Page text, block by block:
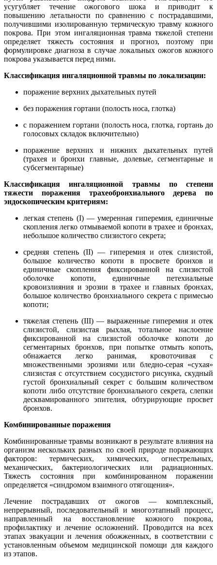
усугубляет течение ожогового шока и приводит к
повышению летальности по сравнению с пострадавшими,
получившими изолированную термическую травму кожного
покрова. При этом ингаляционная травма тяжелой степени
определяет тяжесть состояния и прогноз, поэтому при
формулировке диагноза в случае локальных ожогов кожного
покрова указывается перед ними.
Классификация ингаляционной травмы по локализации:
поражение верхних дыхательных путей
без поражения гортани (полость носа, глотка)
с поражением гортани (полость носа, глотка, гортань до
голосовых складок включительно)
поражение верхних и нижних дыхательных путей
(трахея и бронхи главные, долевые, сегментарные и
субсегментарные)
Классификация ингаляционной травмы по степени
тяжести поражения трахеобронхиального дерева по
эндоскопическим критериям:
легкая степень (I) ― умеренная гиперемия, единичные
скопления легко отмываемой копоти в трахее и бронхах,
небольшое количество слизистого секрета;
средняя степень (II) ― гиперемия и отек слизистой,
большое количество копоти в просвете бронхов и
единичные скопления фиксированной на слизистой
оболочке копоти, единичные петехиальные
кровоизлияния и эрозии в трахее и главных бронхах,
большое количество бронхиального секрета с примесью
копоти;
тяжелая степень (III) ― выраженные гиперемия и отек
слизистой, слизистая рыхлая, тотальное наслоение
фиксированной на слизистой оболочке копоти до
сегментарных бронхов, при попытке отмыть копоть,
обнажается легко ранимая, кровоточивая с
множественными эрозиями или бледно-серая «сухая»
слизистая с отсутствием сосудистого рисунка, скудный
густой бронхиальный секрет с большим количеством
копоти либо отсутствие бронхиального секрета, слепки
десквамированного эпителия, обтурирующие просвет
бронхов.
Комбинированные поражения
Комбинированные травмы возникают в результате влияния на
организм нескольких разных по своей природе поражающих
факторов: термических, химических, огнестрельных,
механических, бактериологических или радиационных.
Тяжесть состояния при комбинированном поражении
определяется «синдромом взаимного отягощения».
Лечение пострадавших от ожогов ― комплексный,
непрерывный, последовательный и многоэтапный процесс,
направленный на восстановление кожного покрова,
профилактику и лечение осложнений. Проводится на всех
этапах эвакуации и лечения обожженных, в соответствии с
установленным объемом медицинской помощи для каждого
из этапов.